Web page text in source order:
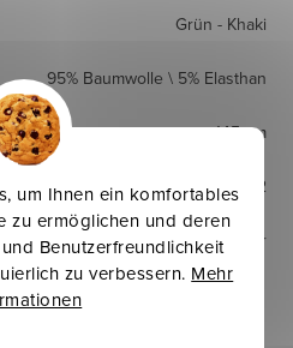
um Ihnen ein komfortables
zu ermöglichen und deren
Benutzerfreundlichkeit
zu verbessern. Mehr
Grün - Khaki
95% Baumwolle \ 5% Elasthan
145 cm
180 g/m2
Europäischer Hersteller